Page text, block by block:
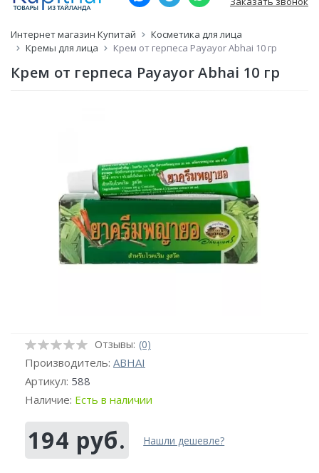
Интернет магазин Купитай
Косметика для лица
Кремы для лица
Крем от герпеса Payayor Abhai 10 гр
Крем от герпеса Payayor Abhai 10 гр
Отзывы: (0)
Производитель: ABHAI
Артикул: 588
Наличие: Есть в наличии
194 руб. Нашли дешевле?